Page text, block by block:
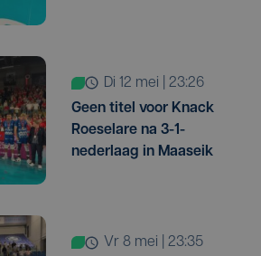
di 12 mei | 23:26
Geen titel voor Knack
Roeselare na 3-1-
nederlaag in Maaseik
vr 8 mei | 23:35